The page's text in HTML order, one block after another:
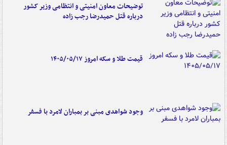
توضیحات معاون امنیتی و انتظامی وزیر کشور
درباره قتل حمیدرضا رجب زاده
قیمت طلا و سکه امروز ۱۴۰۵/۰۵/۱۷
وجود شواهدی مبنی بر بمباران لامرد با فسفر